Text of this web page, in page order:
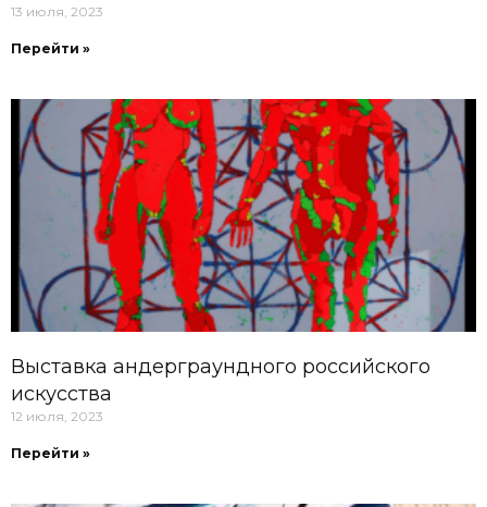
13 июля, 2023
Перейти »
Выставка андерграундного российского
искусства
12 июля, 2023
Перейти »